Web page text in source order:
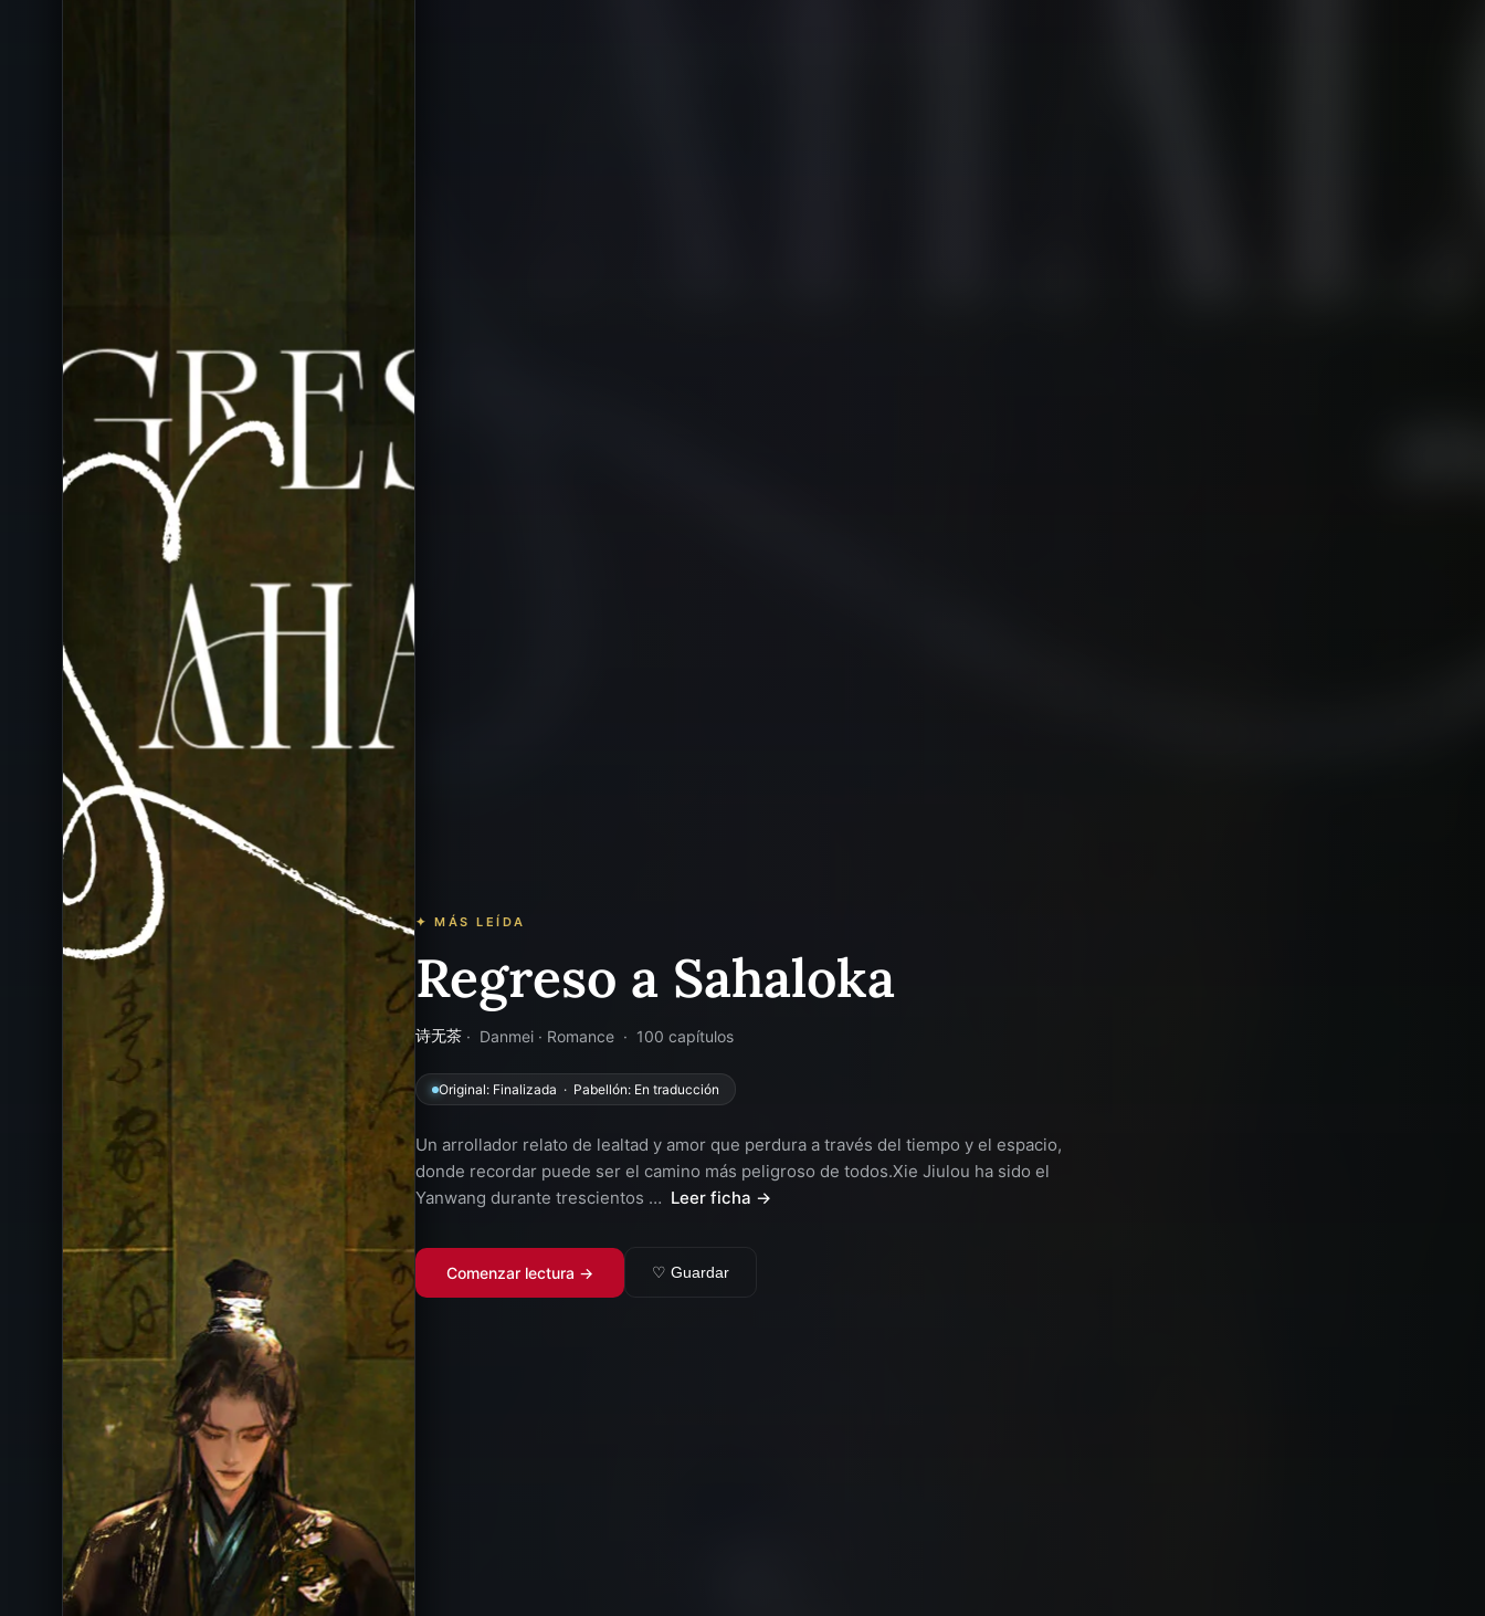
✦ MÁS LEÍDA
Regreso a Sahaloka
诗无茶 · Danmei · Romance · 100 capítulos
Original: Finalizada · Pabellón: En traducción
Un arrollador relato de lealtad y amor que perdura a través del tiempo y el espacio,
donde recordar puede ser el camino más peligroso de todos.Xie Jiulou ha sido el
Yanwang durante trescientos … Leer ficha →
Comenzar lectura → ♡ Guardar